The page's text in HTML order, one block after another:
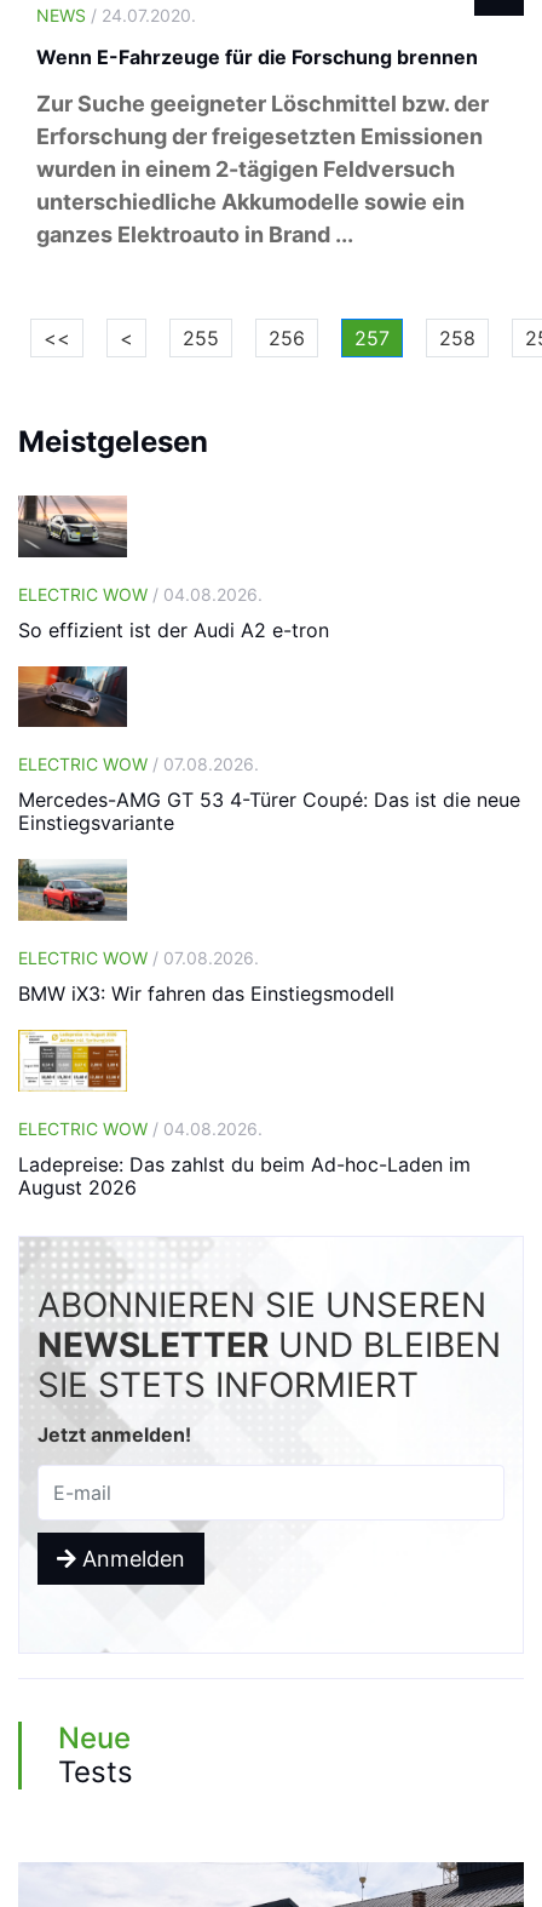
NEWS / 24.07.2020.
Wenn E-Fahrzeuge für die Forschung brennen
Zur Suche geeigneter Löschmittel bzw. der
Erforschung der freigesetzten Emissionen
wurden in einem 2-tägigen Feldversuch
unterschiedliche Akkumodelle sowie ein
ganzes Elektroauto in Brand ...
<< < 255 256 257 258
Meistgelesen
ELECTRIC WOW / 04.08.2026.
So effizient ist der Audi A2 e-tron
ELECTRIC WOW / 07.08.2026.
Mercedes-AMG GT 53 4-Türer Coupé: Das ist die neue
Einstiegsvariante
ELECTRIC WOW / 07.08.2026.
BMW iX3: Wir fahren das Einstiegsmodell
ELECTRIC WOW / 04.08.2026.
Ladepreise: Das zahlst du beim Ad-hoc-Laden im
August 2026
ABONNIEREN SIE UNSEREN
NEWSLETTER UND BLEIBEN
SIE STETS INFORMIERT
Jetzt anmelden!
Anmelden
Neue
Tests